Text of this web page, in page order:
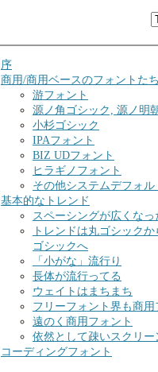
序
商用/商用ベースのフォントたち
游フォント
源ノ角ゴシック, 源ノ明
小杉ゴシック
IPAフォント
BIZ UDフォント
ヒラギノフォント
その他システムデフォル
基本的なトレンド
スペーシングが広くなっ
トレンドは丸ゴシック
ゴシックへ
「小がな」流行り
長体が流行ってる
ウェイトはまちまち
フリーフォント界も商用
遠のく商用フォント
依然として疎いスクリー
コーディングフォント